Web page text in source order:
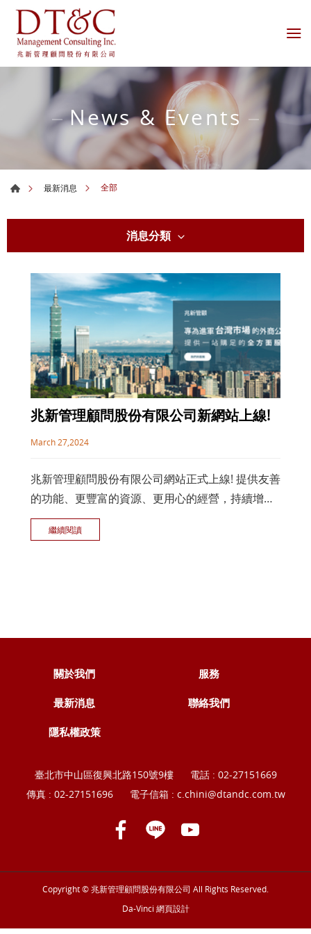
News & Events
最新消息 全部
消息分類
兆新管理顧問股份有限公司新網站上線!
March 27,2024
兆新管理顧問股份有限公司網站正式上線! 提供友善
的功能、更豐富的資源、更用心的經營，持續增加
內容中!
繼續閱讀
關於我們 服務
最新消息 聯絡我們
隱私權政策
臺北市中山區復興北路150號9樓 電話 : 02-27151669
傳真 : 02-27151696
電子信箱 : c.chini@dtandc.com.tw
Copyright © 兆新管理顧問股份有限公司 All Rights Reserved.
Da-Vinci 網頁設計